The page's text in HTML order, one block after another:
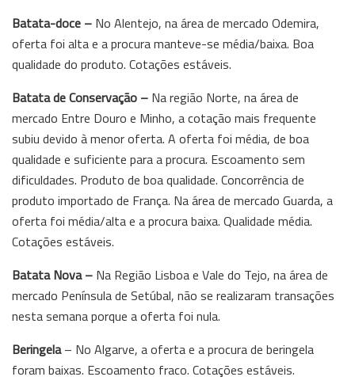
Batata-doce – No Alentejo, na área de mercado Odemira,
oferta foi alta e a procura manteve-se média/baixa. Boa
qualidade do produto. Cotações estáveis.
Batata de Conservação – Na região Norte, na área de
mercado Entre Douro e Minho, a cotação mais frequente
subiu devido à menor oferta. A oferta foi média, de boa
qualidade e suficiente para a procura. Escoamento sem
dificuldades. Produto de boa qualidade. Concorrência de
produto importado de França. Na área de mercado Guarda, a
oferta foi média/alta e a procura baixa. Qualidade média.
Cotações estáveis.
Batata Nova – Na Região Lisboa e Vale do Tejo, na área de
mercado Península de Setúbal, não se realizaram transações
nesta semana porque a oferta foi nula.
Beringela– No Algarve, a oferta e a procura de beringela
foram baixas. Escoamento fraco. Cotações estáveis.